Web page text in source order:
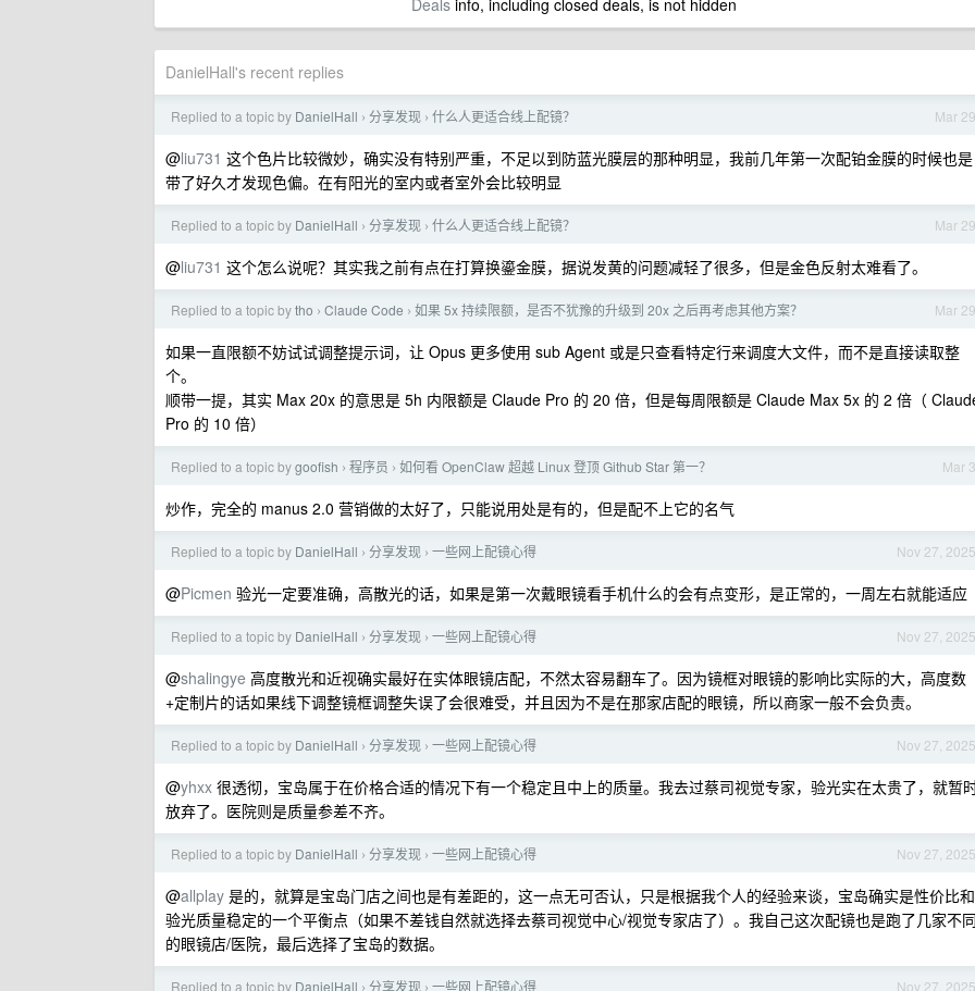
Dealsinfo, including closed deals, is not hidden
DanielHall's recent replies
Mar 29
Replied to a topic by DanielHall › 分享发现 › 什么人更适合线上配镜？
@liu731 这个色片比较微妙，确实没有特别严重，不足以到防蓝光膜层的那种明显，我前几年第一次配铂金膜的时候也是
带了好久才发现色偏。在有阳光的室内或者室外会比较明显
Mar 29
Replied to a topic by DanielHall › 分享发现 › 什么人更适合线上配镜？
@liu731 这个怎么说呢？其实我之前有点在打算换鎏金膜，据说发黄的问题减轻了很多，但是金色反射太难看了。
Mar 29
Replied to a topic bytho › Claude Code › 如果 5x 持续限额，是否不犹豫的升级到 20x 之后再考虑其他方案？
如果一直限额不妨试试调整提示词，让 Opus 更多使用 sub Agent 或是只查看特定行来调度大文件，而不是直接读取整
个。
顺带一提，其实 Max 20x 的意思是 5h 内限额是 Claude Pro 的 20 倍，但是每周限额是 Claude Max 5x 的 2 倍（
Pro 的 10 倍）
Mar 3
Replied to a topic bygoofish › 程序员 › 如何看 OpenClaw 超越 Linux 登顶 Github Star 第一？
炒作，完全的 manus 2.0 营销做的太好了，只能说用处是有的，但是配不上它的名气
Nov 27, 2025
Replied to a topic by DanielHall › 分享发现 › 一些网上配镜心得
@Picmen 验光一定要准确，高散光的话，如果是第一次戴眼镜看手机什么的会有点变形，是正常的，一周左右就能适应
Nov 27, 2025
Replied to a topic by DanielHall › 分享发现 › 一些网上配镜心得
@shalingye 高度散光和近视确实最好在实体眼镜店配，不然太容易翻车了。因为镜框对眼镜的影响比实际的大，高度数
+定制片的话如果线下调整镜框调整失误了会很难受，并且因为不是在那家店配的眼镜，所以商家一般不会负责。
Nov 27, 2025
Replied to a topic by DanielHall › 分享发现 › 一些网上配镜心得
@yhxx 很透彻，宝岛属于在价格合适的情况下有一个稳定且中上的质量。我去过蔡司视觉专家，验光实在太贵了，就暂
放弃了。医院则是质量参差不齐。
Nov 27, 2025
Replied to a topic by DanielHall › 分享发现 › 一些网上配镜心得
@allplay 是的，就算是宝岛门店之间也是有差距的，这一点无可否认，只是根据我个人的经验来谈，宝岛确实是性价比和
验光质量稳定的一个平衡点（如果不差钱自然就选择去蔡司视觉中心/视觉专家店了）。我自己这次配镜也是跑了几家不同
的眼镜店/医院，最后选择了宝岛的数据。
Nov 27, 2025
Replied to a topic by DanielHall › 分享发现 › 一些网上配镜心得